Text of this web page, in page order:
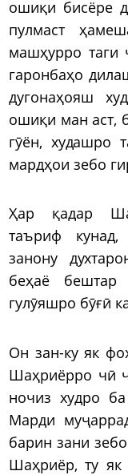
ошиқи бисёре
пулмаст
машҳурро таги
гаронбаҳо
дугонаҳояш
ошиқи ман аст,
гӯён, худашро
мардҳои зебо
Ҳар қадар
таъриф
занону
беҳаё
гулӯяшро бӯғӣ
Он зан-ку як
Шаҳриёрро чӣ
ночиз худро
Марди
барин зани
Шаҳриёр, ту як